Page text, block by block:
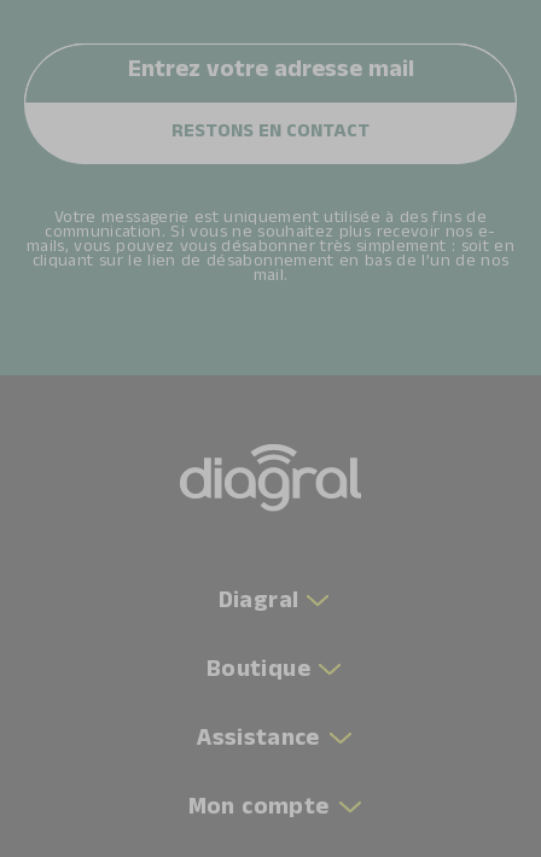
Votre messagerie est uniquement utilisée à des fins de
communication. Si vous ne souhaitez plus recevoir nos e-
mails, vous pouvez vous désabonner très simplement : soit en
cliquant sur le lien de désabonnement en bas de l’un de nos
mail.
Diagral
Boutique
Assistance
Mon compte